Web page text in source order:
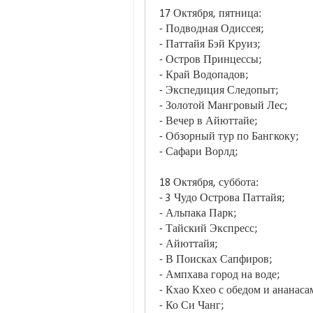
17 Октября, пятница:
- Подводная Одиссея;
- Паттайя Бэй Круиз;
- Остров Принцессы;
- Край Водопадов;
- Экспедиция Следопыт;
- Золотой Мангровый Лес;
- Вечер в Айюттайе;
- Обзорный тур по Бангкоку;
- Сафари Ворлд;
18 Октября, суббота:
- 3 Чудо Острова Паттайя;
- Альпака Парк;
- Тайский Экспресс;
- Айюттайя;
- В Поисках Сапфиров;
- Ампхава город на воде;
- Кхао Кхео с обедом и
- Ко Си Чанг;